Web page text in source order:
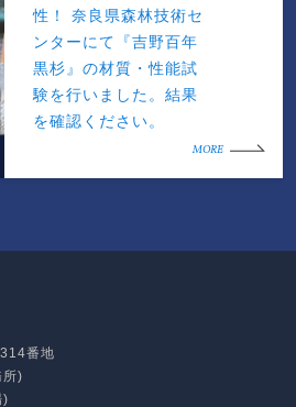
性！ 奈良県森林技術セ
ンターにて『吉野百年
黒杉』の材質・性能試
験を行いました。結果
を確認ください。
MORE
番地
)
)